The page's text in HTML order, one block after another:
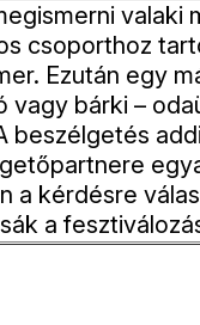
csoporthoz
Ezután egy
vagy bárki –
beszélgetés
a kérdésre
a